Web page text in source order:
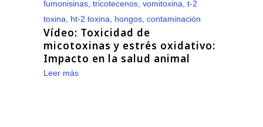
Vídeo: Toxicidad de
micotoxinas y estrés oxidativo:
Impacto en la salud animal
Leer más